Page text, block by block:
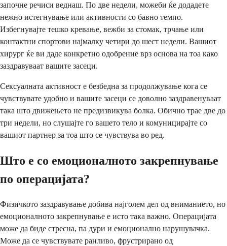
започне речиси веднаш. По две недели, можеби ќе додадете
нежно истегнување или активности со бавно темпо.
Избегнувајте тешко кревање, вежби за стомак, трчање или
контактни спортови најмалку четири до шест недели. Вашиот
хирург ќе ви даде конкретно одобрение врз основа на тоа како
заздравуваат вашите засеци.
Сексуалната активност е безбедна за продолжување кога се
чувствувате удобно и вашите засеци се доволно заздравенуваат
така што движењето не предизвикува болка. Обично трае две до
три недели, но слушајте го вашето тело и комуницирајте со
вашиот партнер за тоа што се чувствува во ред.
Што е со емоционалното закрепнување
по операцијата?
Физичкото заздравување добива најголем дел од вниманието, но
емоционалното закрепнување е исто така важно. Операцијата
може да биде стресна, па дури и емоционално нарушувачка.
Може да се чувствувате ранливо, фрустрирано од